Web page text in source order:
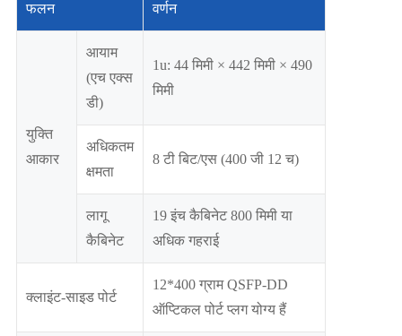
फलन वर्णन
युक्ति
आकार
आयाम
(एच एक्स
डी)
1u: 44 मिमी × 442 मिमी × 490
मिमी
अधिकतम
क्षमता
8 टी बिट/एस (400 जी 12 च)
लागू
कैबिनेट
19 इंच कैबिनेट 800 मिमी या
अधिक गहराई
क्लाइंट-साइड पोर्ट
12*400 ग्राम QSFP-DD
ऑप्टिकल पोर्ट प्लग योग्य हैं